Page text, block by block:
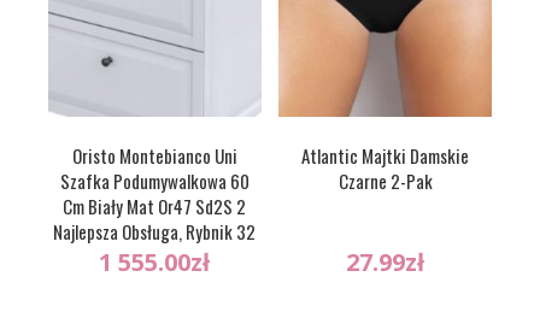
Oristo Montebianco Uni
Szafka Podumywalkowa 60
Cm Biały Mat Or47 Sd2S 2
Najlepsza Obsługa, Rybnik 32
227 41 31 23078161
1 555.00zł
Atlantic Majtki Damskie
Czarne 2-Pak
27.99zł